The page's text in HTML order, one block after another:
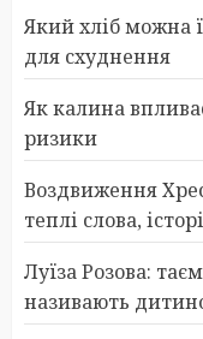
Який хліб можна
для схуднення
Як калина
ризики
Воздвиження
теплі слова,
Луїза Розова:
називають